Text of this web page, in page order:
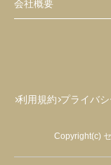
会社概要
利用規約 プライバ
Copyright(c)